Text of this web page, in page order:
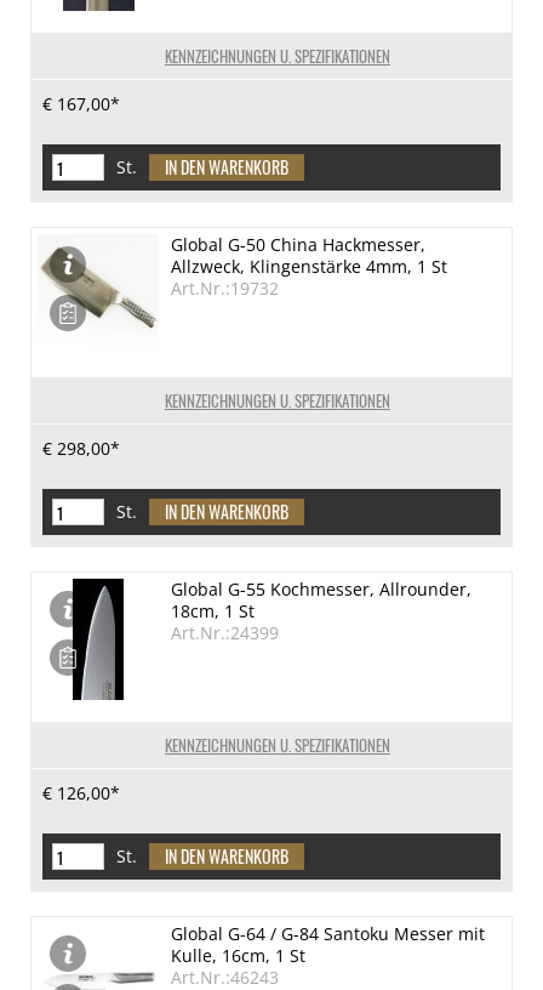
KENNZEICHNUNGEN U. SPEZIFIKATIONEN
€ 167,00*
St.
KENNZEICHNUNGEN U. SPEZIFIKATIONEN
Global G-50 China Hackmesser,
Allzweck, Klingenstärke 4mm, 1 St
Art.Nr.:19732
€ 298,00*
St.
KENNZEICHNUNGEN U. SPEZIFIKATIONEN
Global G-55 Kochmesser, Allrounder,
18cm, 1 St
Art.Nr.:24399
€ 126,00*
St.
Global G-64 / G-84 Santoku Messer mit
Kulle, 16cm, 1 St
Art.Nr.:46243